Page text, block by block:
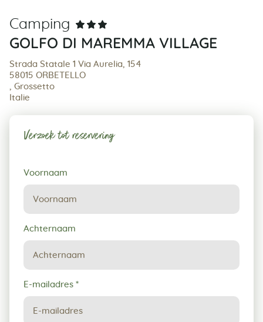
Camping
GOLFO DI MAREMMA VILLAGE
Strada Statale 1 Via Aurelia, 154
58015 ORBETELLO
, Grossetto
Italie
Verzoek tot reservering
Verzoek
tot
reservering
Voornaam
Achternaam
E-mailadres *